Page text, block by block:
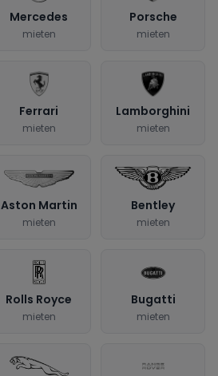
Mercedes
mieten
Porsche
mieten
Ferrari
mieten
Lamborghini
mieten
Aston Martin
mieten
Bentley
mieten
Rolls Royce
mieten
Bugatti
mieten